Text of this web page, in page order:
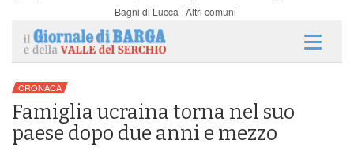
Bagni di Lucca Altri comuni
CRONACA
Famiglia ucraina torna nel suo
paese dopo due anni e mezzo